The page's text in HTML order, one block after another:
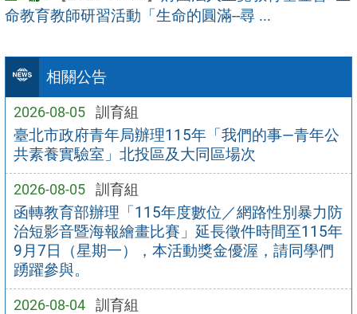
相關公告
2026-08-05 訓育組
臺北市政府青年局辦理115年「我們的事—青年公
共素養實驗室」北投區及大同區場次
2026-08-05 訓育組
函轉教育部辦理「115年度數位／網路性別暴力防
治短影音暨海報繪畫比賽」延長徵件時間至115年
9月7日（星期一），本活動獎金優渥，請同學們
踴躍參與。
2026-08-04 訓育組
命教育教師研習活動「生命的圓滿--尋 ...